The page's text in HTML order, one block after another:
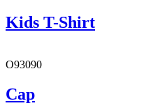
Kids T-Shirt
O93090
Cap